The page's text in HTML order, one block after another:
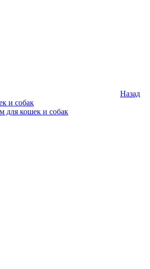
Назад
и собак
для кошек и собак